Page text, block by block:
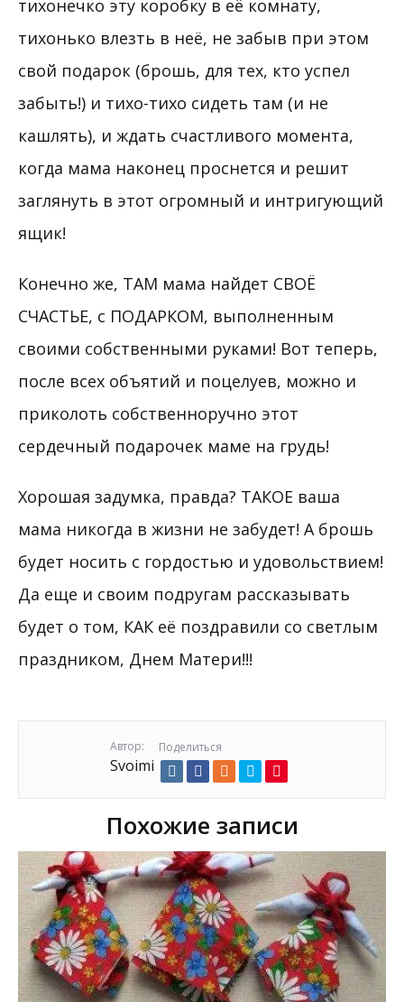
тихонечко эту коробку в её комнату,
тихонько влезть в неё, не забыв при этом
свой подарок (брошь, для тех, кто успел
забыть!) и тихо-тихо сидеть там (и не
кашлять), и ждать счастливого момента,
когда мама наконец проснется и решит
заглянуть в этот огромный и интригующий
ящик!
Конечно же, ТАМ мама найдет СВОЁ
СЧАСТЬЕ, с ПОДАРКОМ, выполненным
своими собственными руками! Вот теперь,
после всех объятий и поцелуев, можно и
приколоть собственноручно этот
сердечный подарочек маме на грудь!
Хорошая задумка, правда? ТАКОЕ ваша
мама никогда в жизни не забудет! А брошь
будет носить с гордостью и удовольствием!
Да еще и своим подругам рассказывать
будет о том, КАК её поздравили со светлым
праздником, Днем Матери!!!
Автор:
Svoimi
Поделиться
Похожие записи